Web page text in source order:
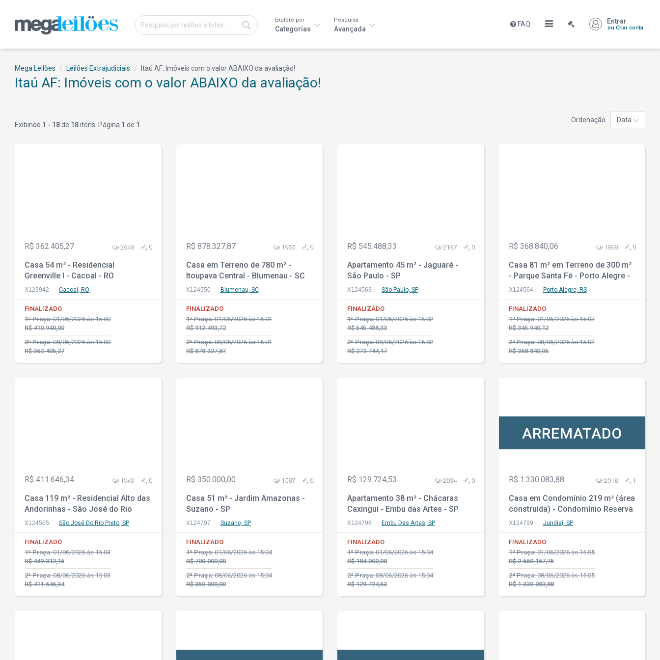
IR
Explore por
Categorias
Pesquisa
Avançada
FAQ Entrar
ou Criar conta
Mega Leilões Leilões Extrajudiciais Itaú AF: Imóveis com o valor ABAIXO da avaliação!
Itaú AF: Imóveis com o valor ABAIXO da avaliação!
Exibindo 1 - 18de 18itens. Página 1 de 1
Ordenação Data
R$ 362.405,27 2648 0
Casa 54 m² - Residencial
Greenville I - Cacoal - RO
X123942 Cacoal, RO
FINALIZADO
1ª Praça:01/06/2026 às 15:00
R$ 410.940,00
2ª Praça:08/06/2026 às 15:00
R$ 362.405,27
R$ 878.327,87 1955 0
Casa em Terreno de 780 m² -
Itoupava Central - Blumenau - SC
X124550 Blumenau, SC
FINALIZADO
1ª Praça:01/06/2026 às 15:01
R$ 912.493,72
2ª Praça:08/06/2026 às 15:01
R$ 878.327,87
R$ 545.488,33 2187 0
Apartamento 45 m² - Jaguaré -
São Paulo - SP
X124563 São Paulo, SP
FINALIZADO
1ª Praça:01/06/2026 às 15:02
R$ 545.488,33
2ª Praça:08/06/2026 às 15:02
R$ 272.744,17
R$ 368.840,06 1888 0
Casa 81 m² em Terreno de 300 m²
- Parque Santa Fé - Porto Alegre -
RS
X124564 Porto Alegre, RS
FINALIZADO
1ª Praça:01/06/2026 às 15:02
R$ 345.940,12
2ª Praça:08/06/2026 às 15:02
R$ 368.840,06
R$ 411.646,34 1943 0
Casa 119 m² - Residencial Alto das
Andorinhas - São José do Rio
Preto - SP
X124565 São José Do Rio Preto, SP
FINALIZADO
1ª Praça:01/06/2026 às 15:03
R$ 449.312,16
2ª Praça:08/06/2026 às 15:03
R$ 411.646,34
R$ 350.000,00 1587 0
Casa 51 m² - Jardim Amazonas -
Suzano - SP
X124797 Suzano, SP
FINALIZADO
1ª Praça:01/06/2026 às 15:04
R$ 700.000,00
2ª Praça:08/06/2026 às 15:04
R$ 350.000,00
R$ 129.724,53 2034 0
Apartamento 38 m² - Chácaras
Caxingui - Embu das Artes - SP
X124798 Embu Das Artes, SP
FINALIZADO
1ª Praça:01/06/2026 às 15:04
R$ 184.000,00
2ª Praça:08/06/2026 às 15:04
R$ 129.724,53
ARREMATADO
R$ 1.330.083,88 2918 1
Casa em Condomínio 219 m² (área
construída) - Condomínio Reserva
da Serra - Jundiaí - SP
X124799 Jundiaí, SP
FINALIZADO
1ª Praça:01/06/2026 às 15:05
R$ 2.660.167,75
2ª Praça:08/06/2026 às 15:05
R$ 1.330.083,88